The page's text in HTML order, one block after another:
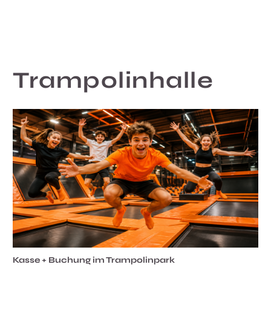
Trampolinhalle
Kasse + Buchung im Trampolinpark